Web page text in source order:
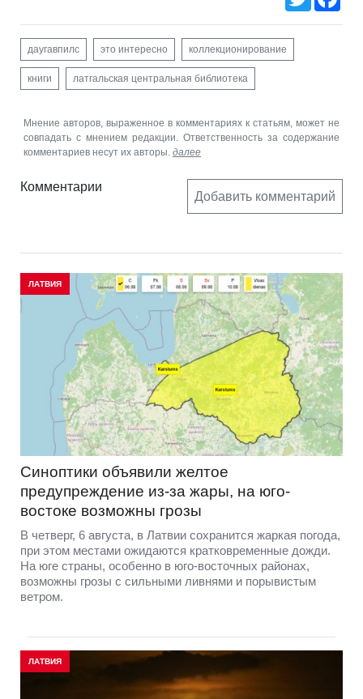
даугавпилс это интересно коллекционирование
книги латгальская центральная библиотека
Мнение авторов, выраженное в комментариях к статьям, может не
совпадать с мнением редакции. Ответственность за содержание
комментариев несут их авторы. далее
Комментарии
Добавить комментарий
ЛАТВИЯ
Синоптики объявили желтое
предупреждение из-за жары, на юго-
востоке возможны грозы
В четверг, 6 августа, в Латвии сохранится жаркая погода,
при этом местами ожидаются кратковременные дожди.
На юге страны, особенно в юго-восточных районах,
возможны грозы с сильными ливнями и порывистым
ветром.
ЛАТВИЯ